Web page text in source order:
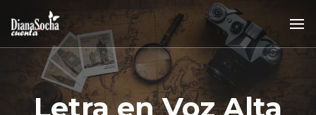
Letra en Voz Alta